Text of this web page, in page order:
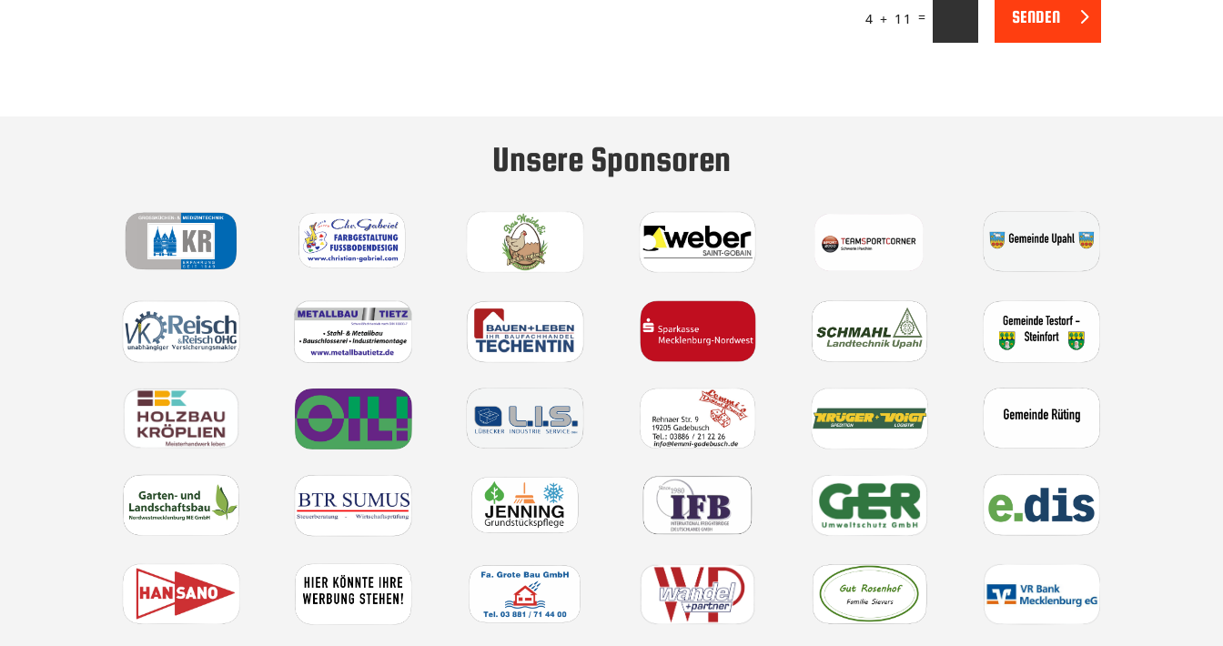
4 + 11 = SENDEN
Unsere Sponsoren